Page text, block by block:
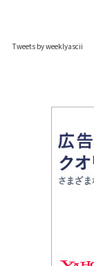
Tweets by weeklyascii